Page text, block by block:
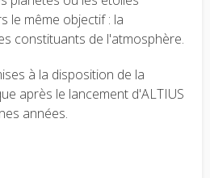
le même objectif : la
constituants de l'atmosphère.
à la disposition de la
après le lancement d'ALTIUS
années.